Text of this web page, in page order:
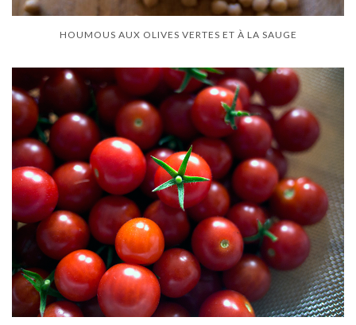
HOUMOUS AUX OLIVES VERTES ET À LA SAUGE